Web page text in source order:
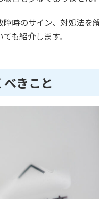
時のサイン、対処法を
も紹介します。
きこと